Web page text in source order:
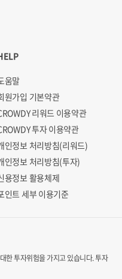
움말
원가입 기본약관
리워드 이용약관
투자 이용약관
인정보 처리방침(리워드)
인정보 처리방침(투자)
용정보 활용체제
인트 세부 이용기준
한 투자위험을 가지고 있습니다.투자